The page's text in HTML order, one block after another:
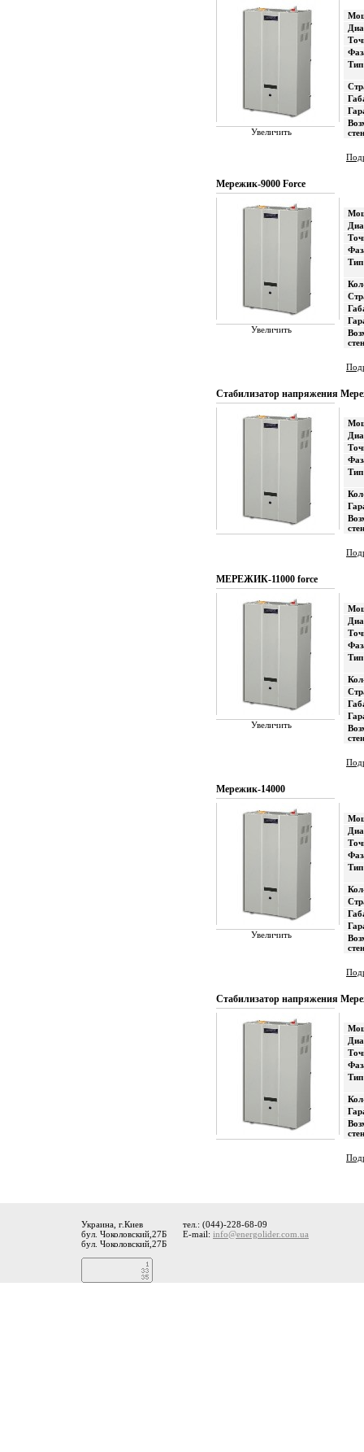
Увеличить
Тип
Мережик-9000 Force
Увеличить
Тип
Стабилизатор напряжения
Тип
МЕРЕЖИК-11000 force
Увеличить
Тип
Мережик-14000
Увеличить
Тип
Стабилизатор напряжения
Тип
Украина, г.Киев
бул. Чоколовский,27Б
бул. Чоколовский,27Б
тел.: (044)-228-68-09
E-mail: info@energolider.com.ua